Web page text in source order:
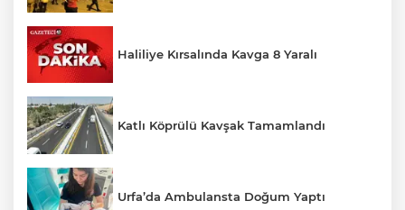
Haliliye Kırsalında Kavga 8 Yaralı
Katlı Köprülü Kavşak Tamamlandı
Urfa’da Ambulansta Doğum Yaptı